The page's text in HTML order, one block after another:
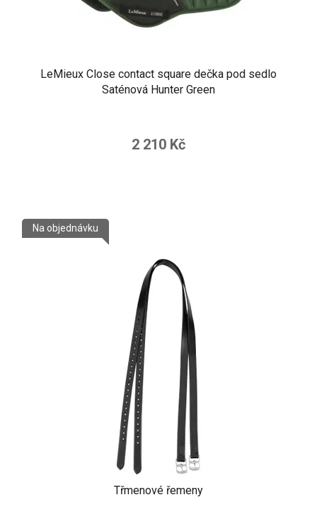
LeMieux Close contact square dečka pod sedlo
Saténová Hunter Green
hodnocení
2 210 Kč
Třmenové řemeny
Na objednávku